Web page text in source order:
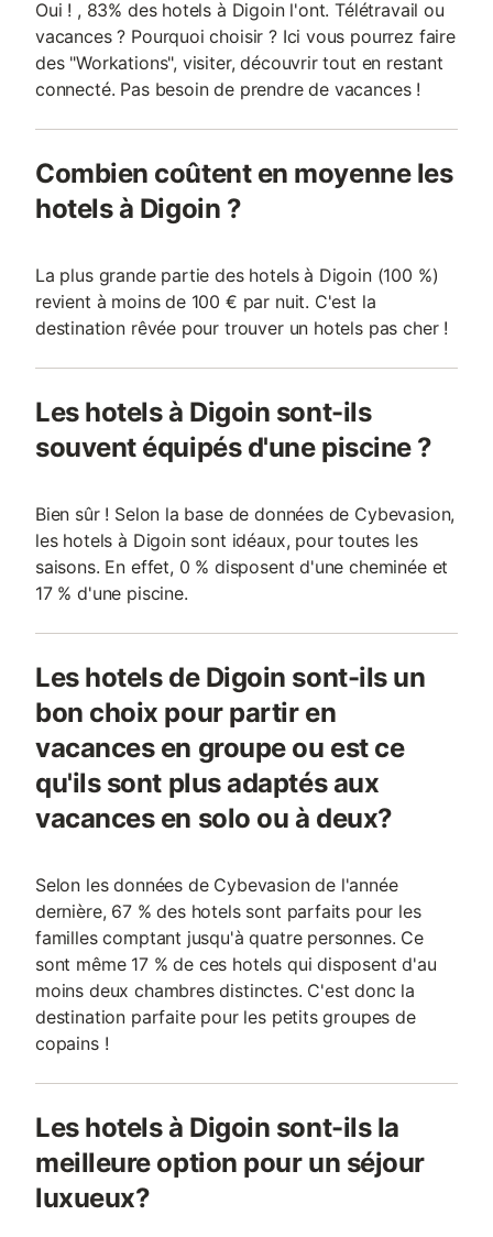
Oui ! , 83% des hotels à Digoin l'ont. Télétravail ou
vacances ? Pourquoi choisir ? Ici vous pourrez faire
des "Workations", visiter, découvrir tout en restant
connecté. Pas besoin de prendre de vacances !
Combien coûtent en moyenne les
hotels à Digoin ?
La plus grande partie des hotels à Digoin (100 %)
revient à moins de 100 € par nuit. C'est la
destination rêvée pour trouver un hotels pas cher !
Les hotels à Digoin sont-ils
souvent équipés d'une piscine ?
Bien sûr ! Selon la base de données de Cybevasion,
les hotels à Digoin sont idéaux, pour toutes les
saisons. En effet, 0 % disposent d'une cheminée et
17 % d'une piscine.
Les hotels de Digoin sont-ils un
bon choix pour partir en
vacances en groupe ou est ce
qu'ils sont plus adaptés aux
vacances en solo ou à deux?
Selon les données de Cybevasion de l'année
dernière, 67 % des hotels sont parfaits pour les
familles comptant jusqu'à quatre personnes. Ce
sont même 17 % de ces hotels qui disposent d'au
moins deux chambres distinctes. C'est donc la
destination parfaite pour les petits groupes de
copains !
Les hotels à Digoin sont-ils la
meilleure option pour un séjour
luxueux?